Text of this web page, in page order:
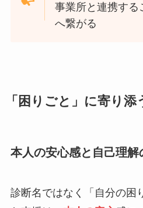
事業所と連携する
へ繋がる
「困りごと」に寄り
本人の安心感と自己理解
診断名ではなく「自分の困